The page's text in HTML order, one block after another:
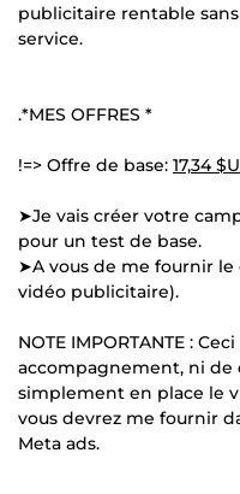
publicitaire rentable
service.
.*MES OFFRES *
!=> Offre de base: 17,34
➤Je vais créer votre
pour un test de base.
➤A vous de me fournir
vidéo publicitaire).
NOTE IMPORTANTE :
accompagnement, ni de
simplement en place le
vous devrez me fournir
Meta ads.